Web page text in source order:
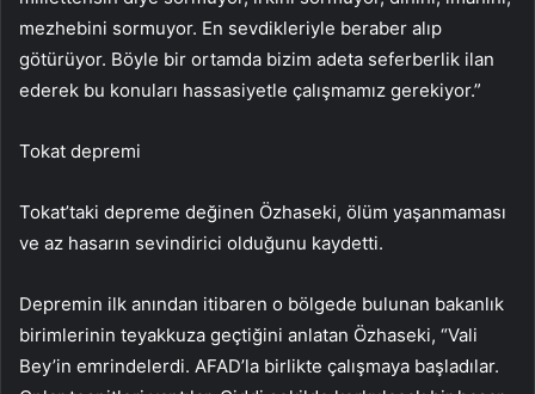
mezhebini sormuyor. En sevdikleriyle beraber alıp
götürüyor. Böyle bir ortamda bizim adeta seferberlik ilan
ederek bu konuları hassasiyetle çalışmamız gerekiyor.”
Tokat depremi
Tokat’taki depreme değinen Özhaseki, ölüm yaşanmaması
ve az hasarın sevindirici olduğunu kaydetti.
Depremin ilk anından itibaren o bölgede bulunan bakanlık
birimlerinin teyakkuza geçtiğini anlatan Özhaseki, “Vali
Bey’in emrindelerdi. AFAD’la birlikte çalışmaya başladılar.